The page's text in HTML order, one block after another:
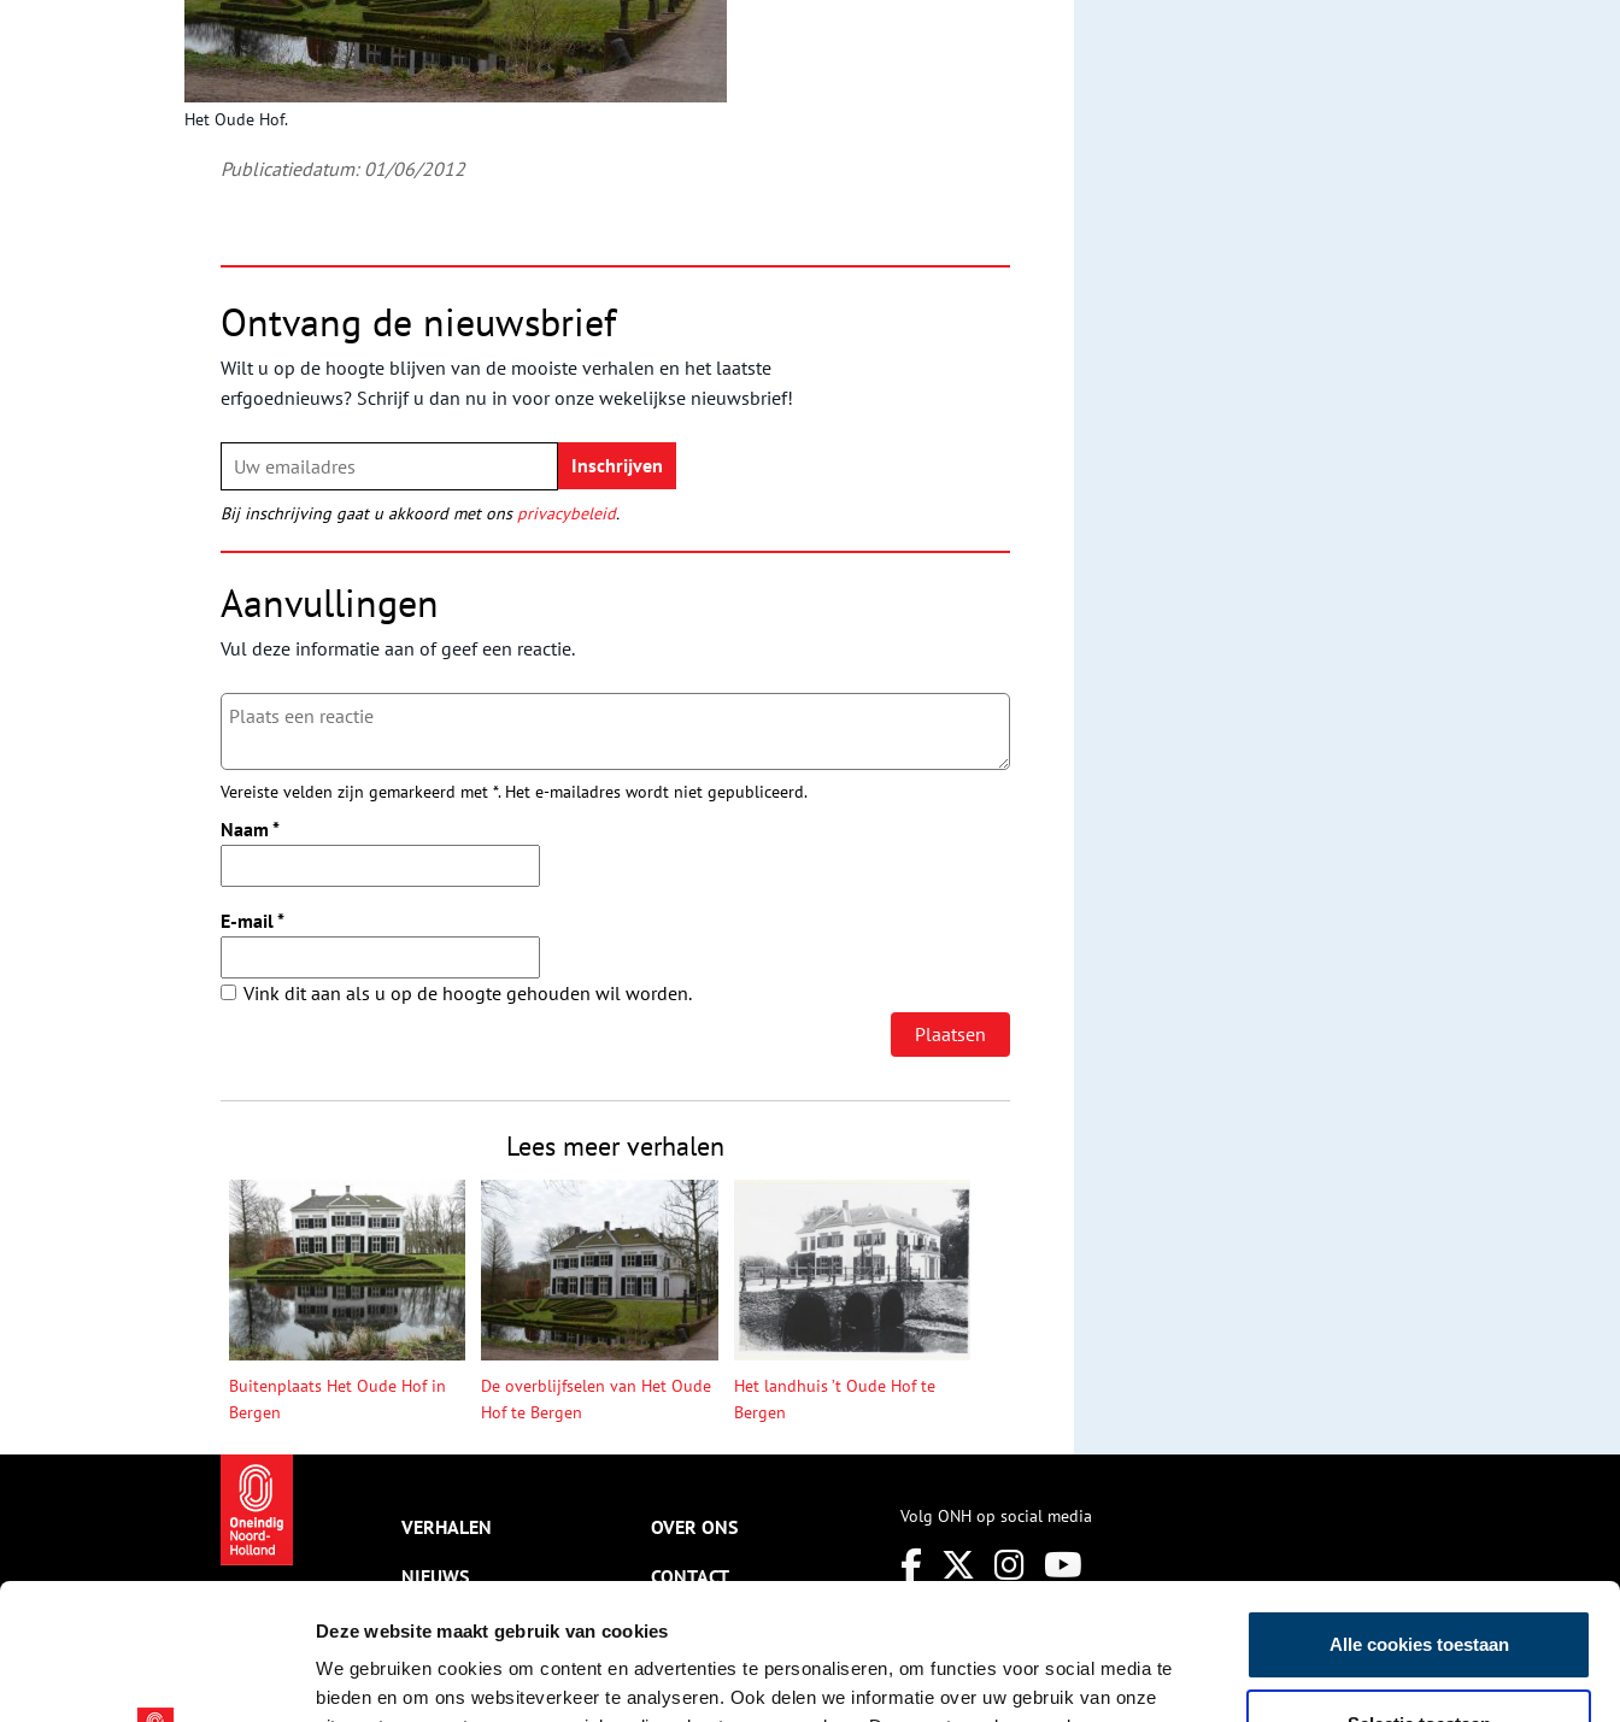
Deze website maakt gebruik van cookies
We gebruiken cookies om content en advertenties te personaliseren, om functies voor social media te
bieden en om ons websiteverkeer te analyseren. Ook delen we informatie over uw gebruik van onze
Alle cookies toestaan
Het Oude Hof.
Publicatiedatum: 01/06/2012
Ontvang de nieuwsbrief
Wilt u op de hoogte blijven van de mooiste verhalen en het laatste
erfgoednieuws? Schrijf u dan nu in voor onze wekelijkse nieuwsbrief!
Bij inschrijving gaat u akkoord met ons privacybeleid.
Aanvullingen
Vul deze informatie aan of geef een reactie.
Vereiste velden zijn gemarkeerd met *. Het e-mailadres wordt niet gepubliceerd.
Naam *
E-mail*
Vink dit aan als u op de hoogte gehouden wil worden.
Lees meer verhalen
Buitenplaats Het Oude Hof in
Bergen
De overblijfselen van Het Oude
Hof te Bergen
Het landhuis ’t Oude Hof te
Bergen
VERHALEN
NIEUWS
KALENDER
THEMA’S
OVER ONS
CONTACT
NIEUWSBRIEF
DISCLAIMER
Volg ONH op social media